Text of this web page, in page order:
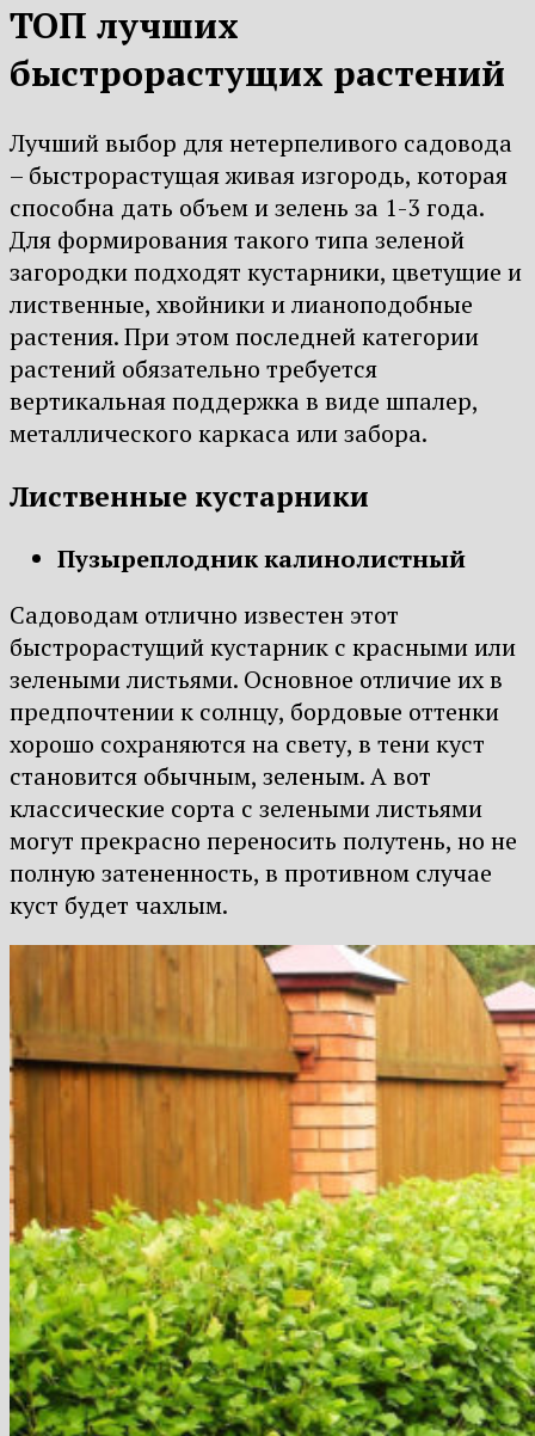
ТОП лучших
быстрорастущих растений
Лучший выбор для нетерпеливого садовода
– быстрорастущая живая изгородь, которая
способна дать объем и зелень за 1-3 года.
Для формирования такого типа зеленой
загородки подходят кустарники, цветущие и
лиственные, хвойники и лианоподобные
растения. При этом последней категории
растений обязательно требуется
вертикальная поддержка в виде шпалер,
металлического каркаса или забора.
Лиственные кустарники
Пузыреплодник калинолистный
Садоводам отлично известен этот
быстрорастущий кустарник с красными или
зелеными листьями. Основное отличие их в
предпочтении к солнцу, бордовые оттенки
хорошо сохраняются на свету, в тени куст
становится обычным, зеленым. А вот
классические сорта с зелеными листьями
могут прекрасно переносить полутень, но не
полную затененность, в противном случае
куст будет чахлым.